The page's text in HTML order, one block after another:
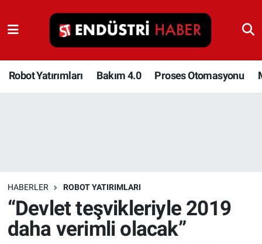
Robot Yatırımları Bakım 4.0 Proses Otomasyonu
HABERLER ROBOT YATIRIMLARI
“Devlet teşvikleriyle 2019
daha verimli olacak”
Robot Yatırımları
Bakım 4.0
İnşaat ve Malzeme